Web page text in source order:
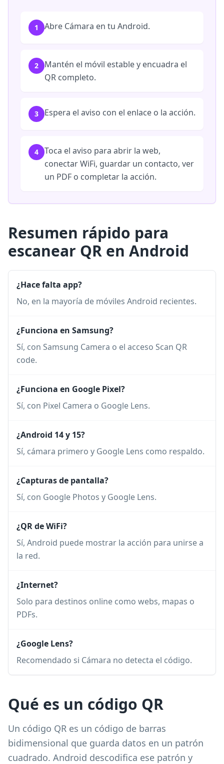
1 Abre Cámara en tu Android.
2
Mantén el móvil estable y encuadra el
QR completo.
3 Espera el aviso con el enlace o la acción.
4
Toca el aviso para abrir la web,
conectar WiFi, guardar un contacto, ver
un PDF o completar la acción.
Resumen rápido para
escanear QR en Android
¿Hace falta app?
No, en la mayoría de móviles Android recientes.
¿Funciona en Samsung?
Sí, con Samsung Camera o el acceso Scan QR
code.
¿Funciona en Google Pixel?
Sí, con Pixel Camera o Google Lens.
¿Android 14 y 15?
Sí, cámara primero y Google Lens como respaldo.
¿Capturas de pantalla?
Sí, con Google Photos y Google Lens.
¿QR de WiFi?
Sí, Android puede mostrar la acción para unirse a
la red.
¿Internet?
Solo para destinos online como webs, mapas o
PDFs.
¿Google Lens?
Recomendado si Cámara no detecta el código.
Qué es un código QR
Un código QR es un código de barras
bidimensional que guarda datos en un patrón
cuadrado. Android descodifica ese patrón y